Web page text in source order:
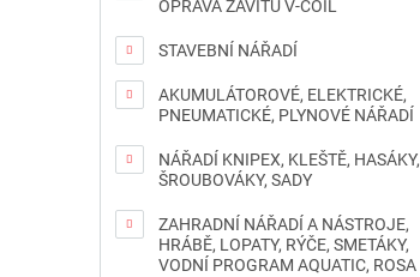
OPRAVA ZÁVITU V-COIL
STAVEBNÍ NÁŘADÍ
AKUMULÁTOROVÉ, ELEKTRICKÉ,
PNEUMATICKÉ, PLYNOVÉ NÁŘADÍ
NÁŘADÍ KNIPEX, KLEŠTĚ, HASÁKY,
ŠROUBOVÁKY, SADY
ZAHRADNÍ NÁŘADÍ A NÁSTROJE,
HRÁBĚ, LOPATY, RÝČE, SMETÁKY,
VODNÍ PROGRAM AQUATIC, ROSA